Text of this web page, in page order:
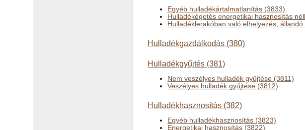
Egyéb hulladékártalmatlanítás (3833)
Hulladékégetés energetikai hasznosítás
Hulladéklerakóban való elhelyezés,
Hulladékgazdálkodás (380)
Hulladékgyűjtés (381)
Nem veszélyes hulladék gyűjtése (3811)
Veszélyes hulladék gyűjtése (3812)
Hulladékhasznosítás (382)
Egyéb hulladékhasznosítás (3823)
Energetikai hasznosítás (3822)